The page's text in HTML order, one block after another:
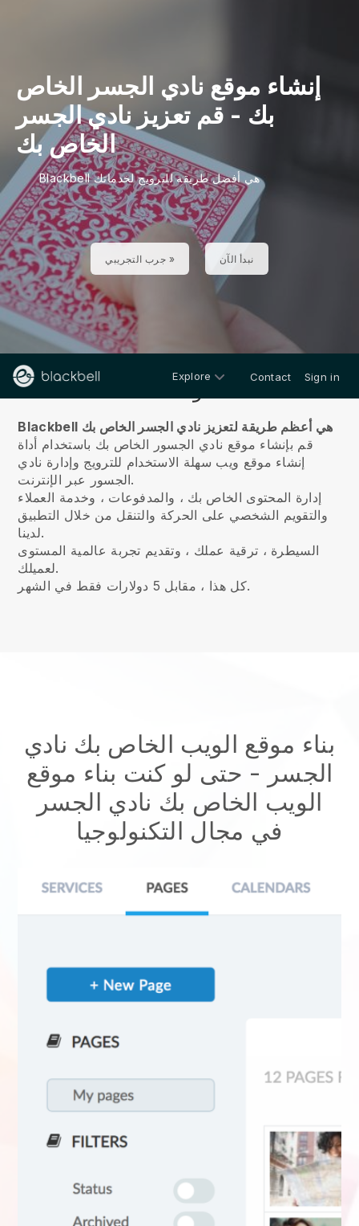
إنشاء موقع نادي الجسر الخاص
بك - قمتعزيز نادي الجسر
الخاص بك
Blackbell هي أفضل طريقة للترويج لخدماتك
جرب التجريبي » نبدأ الآن
Explore Contact Sign in
Blackbell هي أعظم طريقة لتعزيز نادي الجسر الخاص بك
قم بإنشاء موقع نادي الجسور الخاص بك باستخدام أداة
إنشاء موقع ويب سهلة الاستخدام للترويج وإدارة نادي
الجسور عبر الإنترنت.
إدارة المحتوى الخاص بك ، والمدفوعات ، وخدمة العملاء
والتقويم الشخصي على الحركة والتنقل من خلال التطبيق
لدينا.
السيطرة ، ترقية عملك ، وتقديم تجربة عالمية المستوى
لعميلك.
كل هذا ، مقابل 5 دولارات فقط في الشهر.
بناء موقع الويب الخاص بك نادي
الجسر - حتى لو كنت بناء موقع
الويب الخاص بك نادي الجسر
في مجال التكنولوجيا